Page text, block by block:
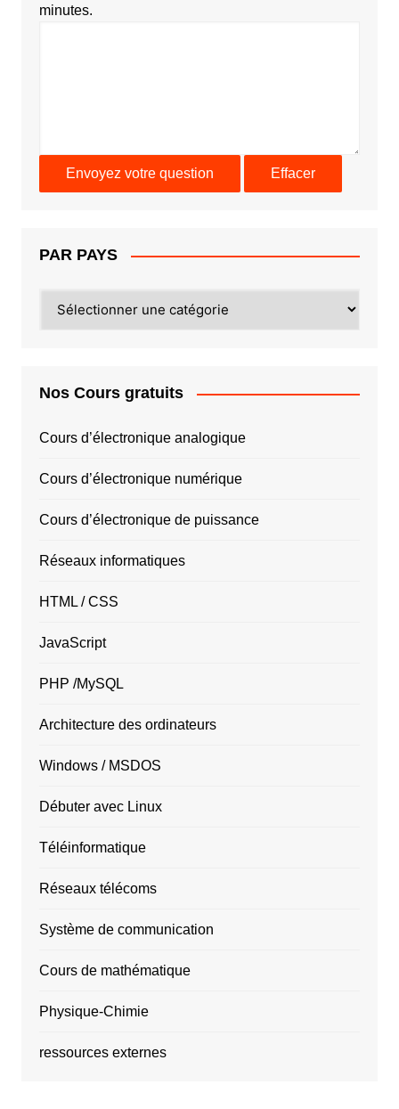
minutes.
PAR PAYS
PAYS
Nos Cours gratuits
Cours d’électronique analogique
Cours d’électronique numérique
Cours d’électronique de puissance
Réseaux informatiques
HTML / CSS
JavaScript
PHP /MySQL
Architecture des ordinateurs
Windows / MSDOS
Débuter avec Linux
Téléinformatique
Réseaux télécoms
Système de communication
Cours de mathématique
Physique-Chimie
ressources externes